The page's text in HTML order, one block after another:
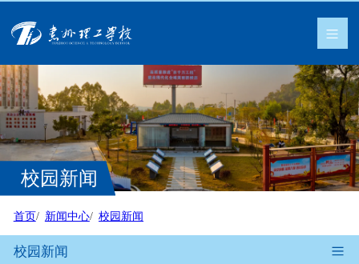
校园新闻
首页 新闻中心 校园新闻
校园新闻